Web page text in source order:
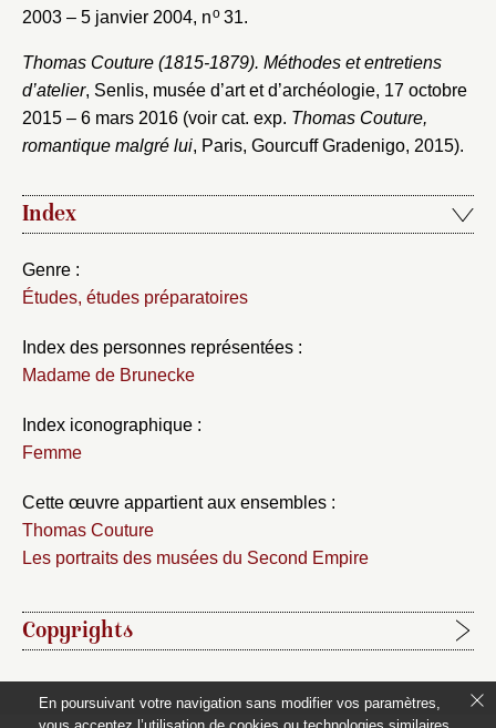
2003 – 5 janvier 2004, no31.
Thomas Couture (1815-1879). Méthodes et entretiens
d’atelier, Senlis, musée d’art et d’archéologie, 17 octobre
2015 – 6 mars 2016 (voir cat. exp. Thomas Couture,
romantique malgré lui, Paris, Gourcuff Gradenigo, 2015).
Index
Genre :
Études, études préparatoires
Index des personnes représentées :
Madame de Brunecke
Index iconographique :
Femme
Cette œuvre appartient aux ensembles :
Thomas Couture
Les portraits des musées du Second Empire
Copyrights
Étapes de publication :
2020-06-15, publication initiale de la notice rédigée par
En poursuivant votre navigation sans modifier vos paramètres,